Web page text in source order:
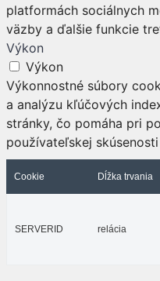
platformách sociálnych
väzby a ďalšie funkcie
Výkon
Výkon
Výkonnostné súbory
a analýzu kľúčových
stránky, čo pomáha pri
používateľskej
Cookie Dĺžka trvania
SERVERID relácia